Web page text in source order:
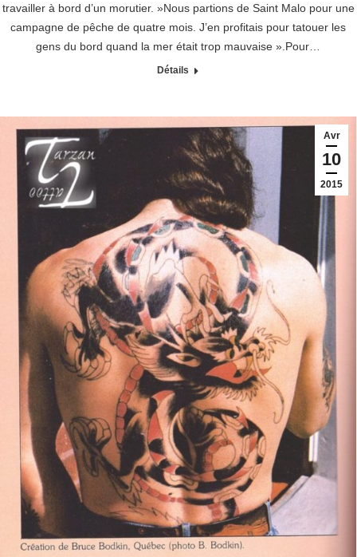
travailler à bord d’un morutier. »Nous partions de Saint Malo pour une
campagne de pêche de quatre mois. J’en profitais pour tatouer les
gens du bord quand la mer était trop mauvaise ».Pour…
Détails
Avr
10
2015